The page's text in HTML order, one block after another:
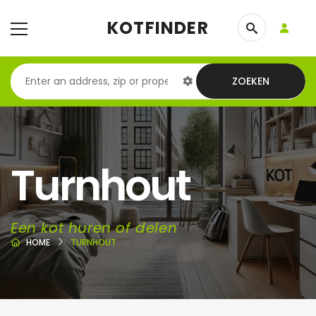
KOTFINDER
ZOEKEN
Turnhout
Een kot huren of delen
HOME TURNHOUT